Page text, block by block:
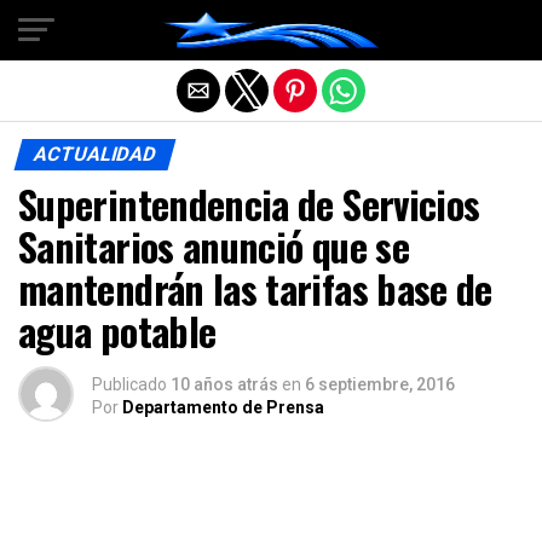
ACTUALIDAD
Superintendencia de Servicios
Sanitarios anunció que se
mantendrán las tarifas base de
agua potable
Publicado 10 años atrás en 6 septiembre, 2016
Por Departamento de Prensa
Salir de la versión móvil